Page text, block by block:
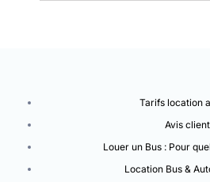
Tarifs location
Avis
Louer un Bus : Pour
Location Bus &